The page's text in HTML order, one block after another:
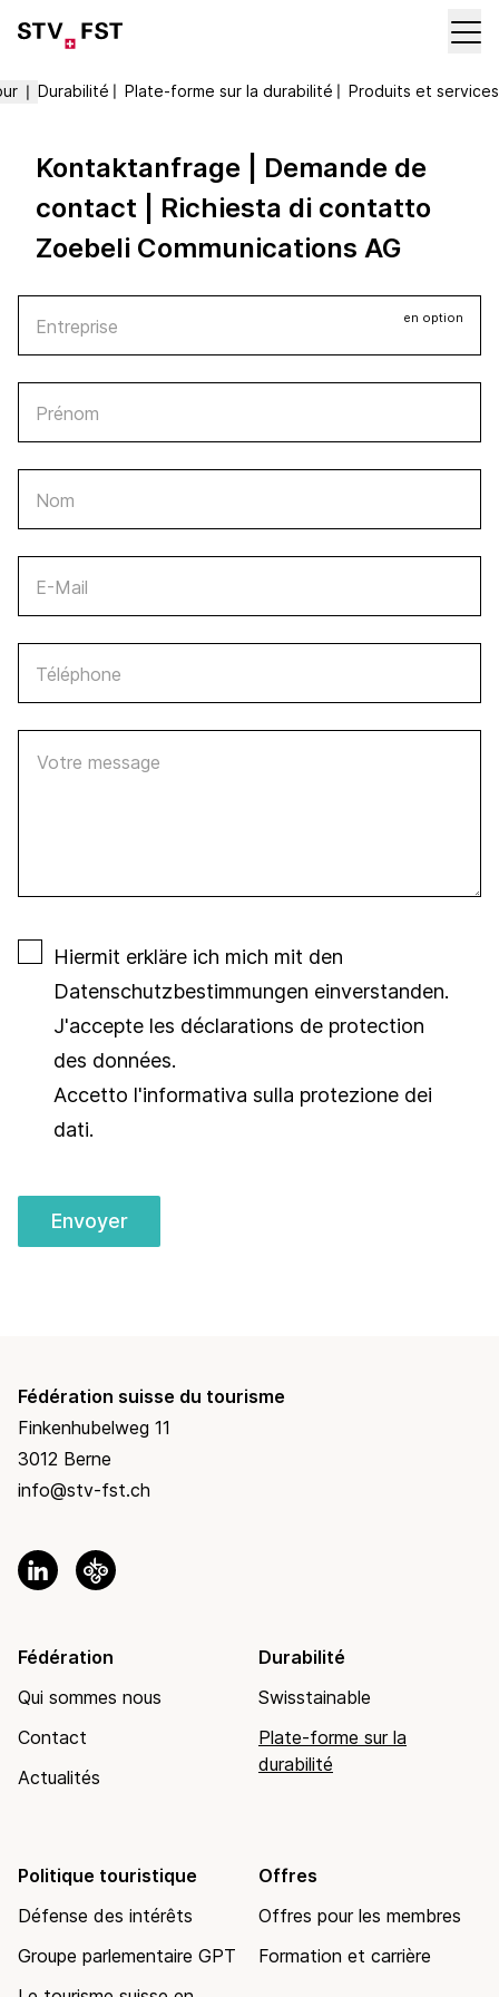
〡 Durabilité〡 Plate-forme sur la durabilité〡 Produits et services
Kontaktanfrage | Demande de
contact | Richiesta di contatto
Zoebeli Communications AG
Entreprise en option
Prénom
Nom
E-Mail
Téléphone
Hiermit erkläre ich mich mit den
Datenschutzbestimmungen einverstanden.
J'accepte les déclarations de protection
des données.
Accetto l'informativa sulla protezione dei
dati.
Envoyer
Fédération suisse du tourisme
Finkenhubelweg 11
3012 Berne
info@stv-fst.ch
Fédération
Qui sommes nous
Contact
Actualités
Durabilité
Swisstainable
Plate-forme sur la
durabilité
Politique touristique
Défense des intérêts
Groupe parlementaire GPT
Offres
Offres pour les membres
Formation et carrière